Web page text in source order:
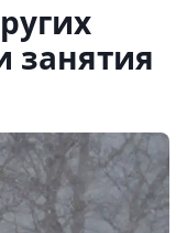
занятия